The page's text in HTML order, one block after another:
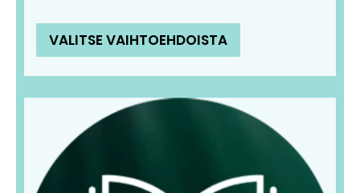
VALITSE VAIHTOEHDOISTA